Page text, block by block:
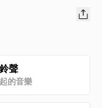
聲
的音樂